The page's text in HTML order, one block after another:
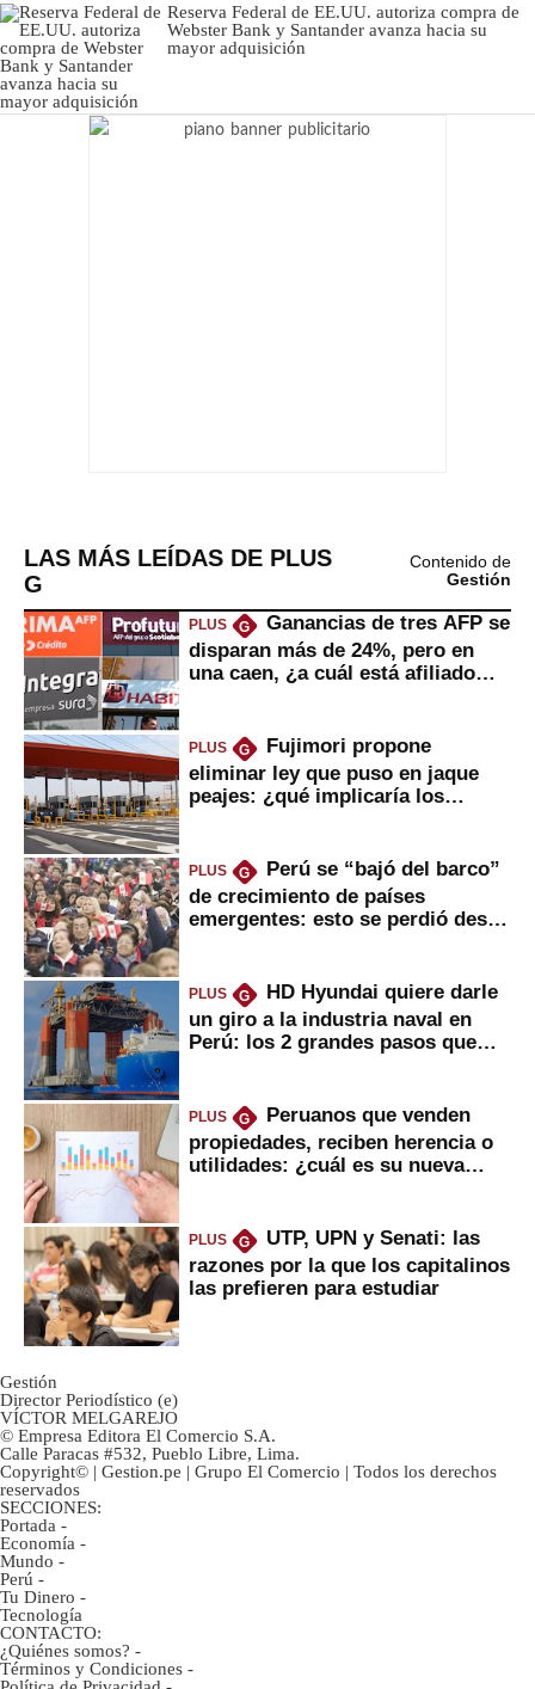
Reserva Federal de EE.UU. autoriza compra de
Webster Bank y Santander avanza hacia su
mayor adquisición
LAS MÁS LEÍDAS DE PLUS
G
Contenido de
Gestión
PLUS G
Ganancias de tres AFP se
disparan más de 24%, pero en
una caen, ¿a cuál está afiliado
PLUS G
Fujimori propone
eliminar ley que puso en jaque
peajes: ¿qué implicaría los
PLUS G
Perú se “bajó del barco”
de crecimiento de países
emergentes: esto se perdió desde
PLUS G
HD Hyundai quiere darle
un giro a la industria naval en
Perú: los 2 grandes pasos que
PLUS G
Peruanos que venden
propiedades, reciben herencia o
utilidades: ¿cuál es su nueva
PLUS G
UTP, UPN y Senati: las
razones por la que los capitalinos
las prefieren para estudiar
Gestión
Director Periodístico (e)
VÍCTOR MELGAREJO
© Empresa Editora El Comercio S.A.
Calle Paracas #532, Pueblo Libre, Lima.
Copyright© | Gestion.pe | Grupo El Comercio | Todos los derechos
reservados
SECCIONES:
Portada -
Economía -
Mundo -
Perú -
Tu Dinero -
Tecnología
CONTACTO:
¿Quiénes somos? -
Términos y Condiciones -